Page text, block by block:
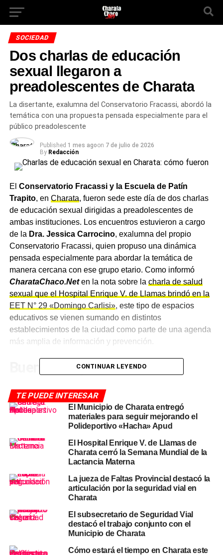
SOCIEDAD
Dos charlas de educación
sexual llegaron a
preadolescentes de Charata
La disertante, exalumna del Conservatorio Fracassi, abordó la
temática con una propuesta pensada especialmente para el
público preadolescente
Published 1 mes agoon 7 de julio de 2026
By Redacción
El Conservatorio Fracassi y la Escuela de Patín
Trapito, en Charata, fueron sede este día de dos charlas
de educación sexual dirigidas a preadolescentes de
ambas instituciones. Los encuentros estuvieron a cargo
de la Dra. Jessica Carrocino, exalumna del propio
Conservatorio Fracassi, quien propuso una dinámica
pensada especialmente para abordar la temática de
manera cercana con ese grupo etario. Como informó
CharataChaco.Neten la nota sobre la charla de salud
sexual que el Hospital Enrique V. de Llamas brindó en la
EET N° 29 «Domingo Carlisi», este tipo de espacios
educativos se vienen sumando en distintos
establecimientos de la ciudad como parte de una agenda
más amplia de información y prevención.
Buena recepción entre las
participantes
Desde las instituciones destacaron que la propuesta de
Carrocino fue «muy bien recibida» por las jóvenes que
participaron de los encuentros, en un formato que
privilegió la dinámica y la cercanía por sobre el esquema
de charla expositiva tradicional. Este tipo de espacios se
Sexual Integral (ESI), reconocida por organismos de
salud como una herramienta eficaz para que niños, niñas
edad, brindada por profesionales, en un ámbito de
confianza y contención dentro de sus propias
instituciones educativas.
CONTINUAR LEYENDO
TE PUEDE INTERESAR
El Municipio de Charata entregó
materiales para seguir mejorando el
Polideportivo «Hacha» Apud
El Hospital Enrique V. de Llamas de
Charata cerró la Semana Mundial de la
Lactancia Materna
La jueza de Faltas Provincial destacó la
articulación por la seguridad vial en
Charata
El subsecretario de Seguridad Vial
destacó el trabajo conjunto con el
Municipio de Charata
Cómo estará el tiempo en Charata este